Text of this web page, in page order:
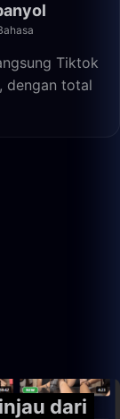
Tiktok
dengan total
dari